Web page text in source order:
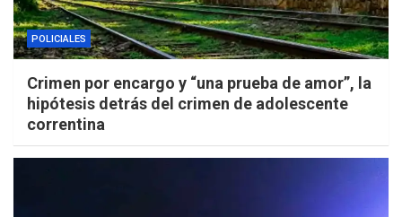
POLICIALES
Crimen por encargo y “una prueba de amor”, la
hipótesis detrás del crimen de adolescente
correntina